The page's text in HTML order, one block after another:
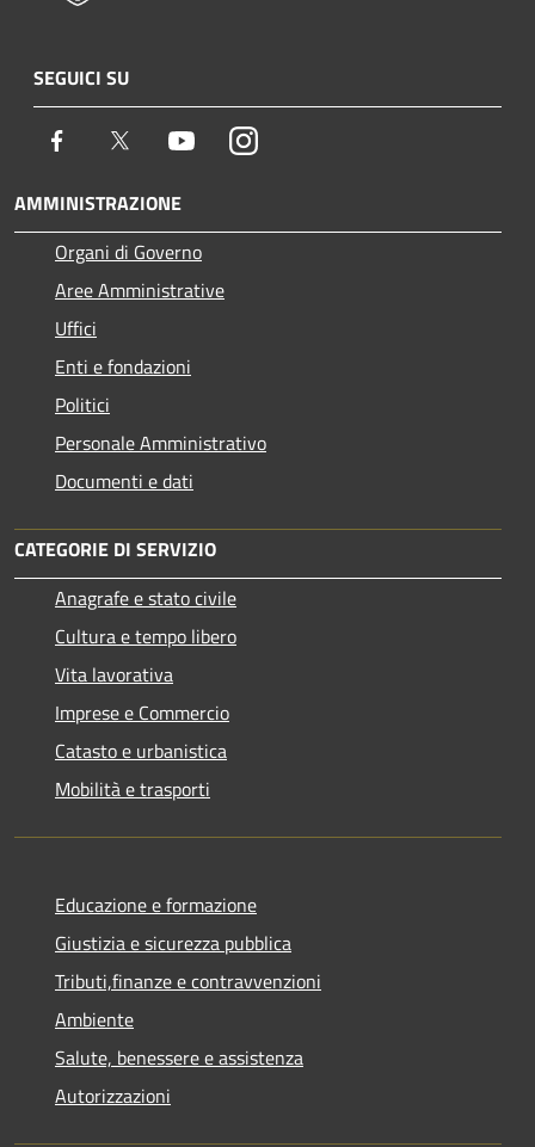
SEGUICI SU
Facebook Twitter YoutubeInstagram
AMMINISTRAZIONE
Organi di Governo
Aree Amministrative
Uffici
Enti e fondazioni
Politici
Personale Amministrativo
Documenti e dati
CATEGORIE DI SERVIZIO
Anagrafe e stato civile
Cultura e tempo libero
Vita lavorativa
Imprese e Commercio
Catasto e urbanistica
Mobilità e trasporti
Educazione e formazione
Giustizia e sicurezza pubblica
Tributi,finanze e contravvenzioni
Ambiente
Salute, benessere e assistenza
Autorizzazioni